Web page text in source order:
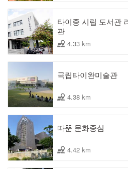
타이중 시립 도서관
관
4.33 km
국립타이완미술관
4.38 km
따뚠 문화중심
4.42 km